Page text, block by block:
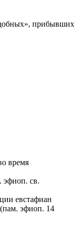
прибывших
время
эфиоп. св.
евстафиан
эфиоп. 14